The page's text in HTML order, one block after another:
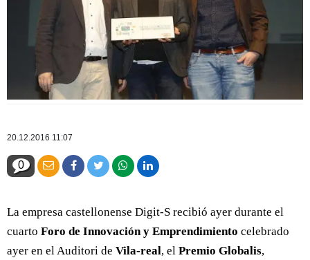
20.12.2016 11:07
0
La empresa castellonense Digit-S recibió ayer durante el
cuarto Foro de Innovación y Emprendimiento celebrado
ayer en el Auditori de Vila-real, el Premio Globalis,